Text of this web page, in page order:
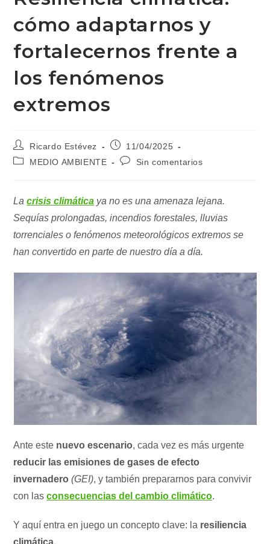
cómo adaptarnos y
fortalecernos frente a
los fenómenos
extremos
Autor
de
la
Ricardo Estévez
Publicación
11/04/2025
Categoría
MEDIO AMBIENTE
Comentarios
Sin comentarios
Lacrisis climática ya no es una amenaza lejana.
Sequías prolongadas, incendios forestales, lluvias
torrenciales o fenómenos meteorológicos extremos se
han convertido en parte de nuestro día a día.
Ante este nuevo escenario, cada vez es más urgente
reducir las emisiones de gases de efecto
invernadero (GEI), y también prepararnos para convivir
con lasconsecuencias del cambio climático.
Y aquí entra en juego un concepto clave: la resiliencia
climática.